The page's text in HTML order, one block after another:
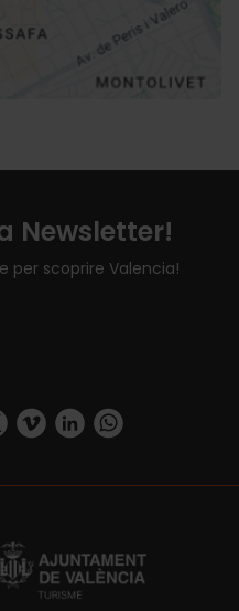
Newsletter!
per scoprire Valencia!
visit_valencia/
user/
twitter.com/VisitaValencia
https://vimeo.com/
https://www.linkedin.com/company/turismo-valencia/https://api.whatsapp.com/send/